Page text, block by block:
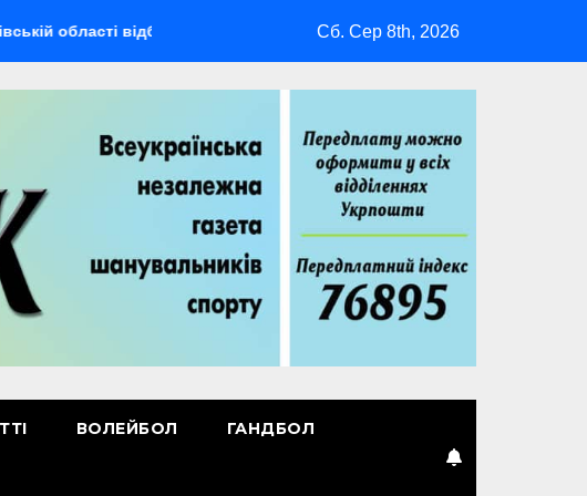
відбудеться мультиспортивний табір ГАРТ 2026 – як долучитися
Сб. Сер 8th, 2026
ВОЛЕЙБОЛ ГАНДБОЛ